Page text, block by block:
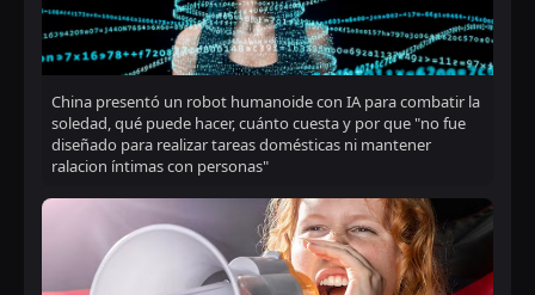
China presentó un robot humanoide con IA para combatir la
soledad, qué puede hacer, cuánto cuesta y por que "no fue
diseñado para realizar tareas domésticas ni mantener
ralacion íntimas con personas"